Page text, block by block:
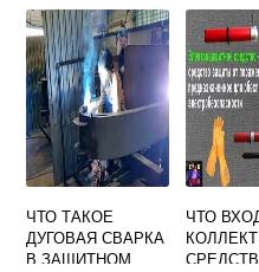
ЧТО ТАКОЕ
ДУГОВАЯ СВАРКА
В ЗАЩИТНОМ
ЧТО